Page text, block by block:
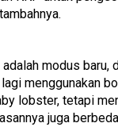
modus baru,
menggunakan
lobster, tetapi
juga